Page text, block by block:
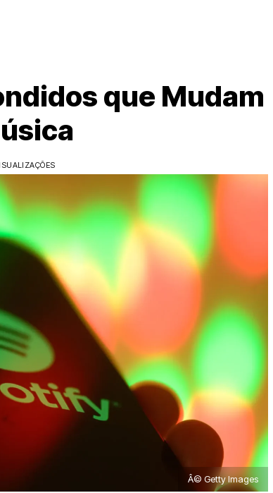
que Mudam
Â© Getty Images